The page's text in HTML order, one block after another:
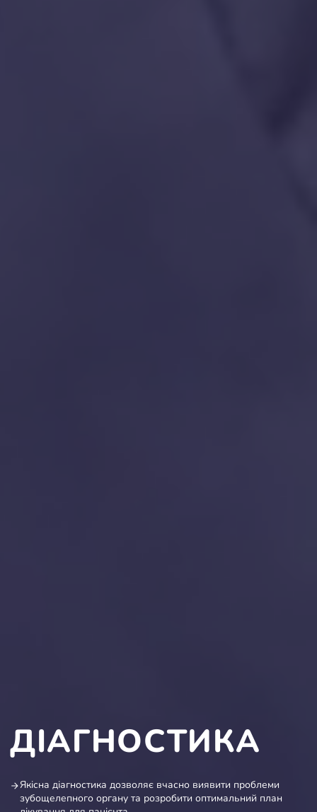
ДІАГНОСТИКА
Якісна діагностика дозволяє вчасно виявити проблеми
зубощелепного органу та розробити оптимальний план